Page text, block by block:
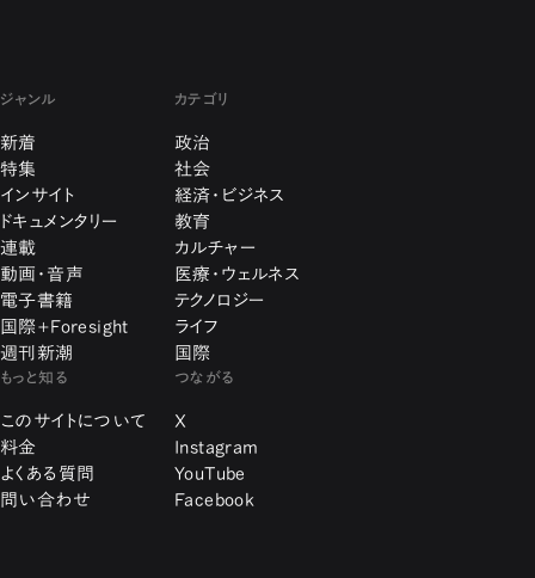
ジャンル
新着
特集
インサイト
ドキュメンタリー
連載
動画・音声
電子書籍
国際+Foresight
週刊新潮
カテゴリ
政治
社会
経済・ビジネス
教育
カルチャー
医療・ウェルネス
テクノロジー
ライフ
国際
もっと知る
このサイトについて
料金
よくある質問
問い合わせ
つながる
X
Instagram
YouTube
Facebook